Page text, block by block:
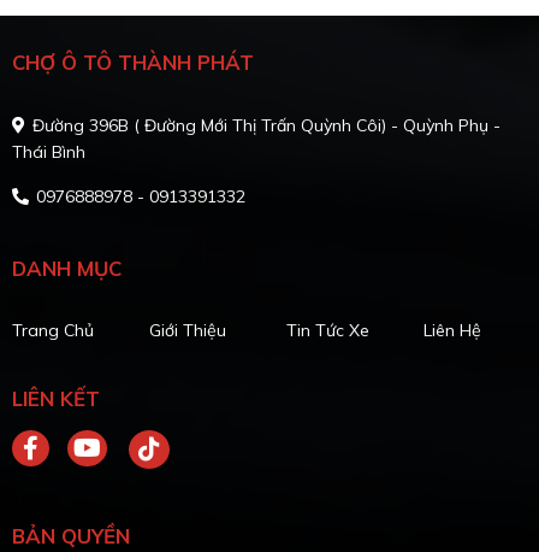
CHỢ Ô TÔ THÀNH PHÁT
Đường 396B ( Đường Mới Thị Trấn Quỳnh Côi) - Quỳnh Phụ -
Thái Bình
0976888978 - 0913391332
DANH MỤC
Trang Chủ Giới Thiệu Tin Tức Xe Liên Hệ
LIÊN KẾT
BẢN QUYỀN